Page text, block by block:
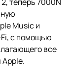
Music и
с помощью
все